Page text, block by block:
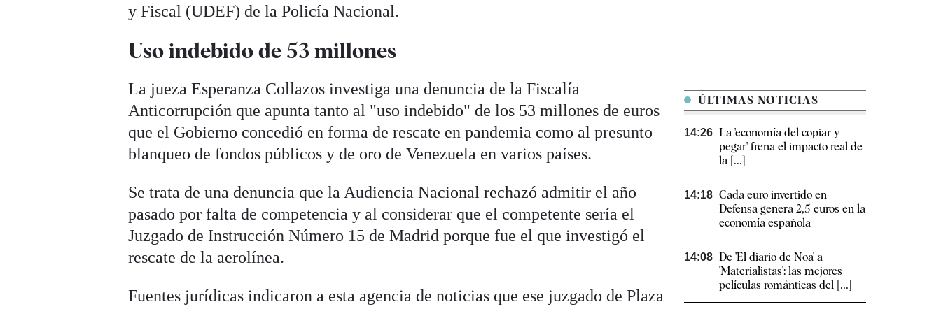
y Fiscal (UDEF) de la Policía Nacional.
Uso indebido de 53 millones
La jueza Esperanza Collazos investiga una denuncia de la Fiscalía
Anticorrupción que apunta tanto al "uso indebido" de los 53 millones de euros
que el Gobierno concedió en forma de rescate en pandemia como al presunto
blanqueo de fondos públicos y de oro de Venezuela en varios países.
Se trata de una denuncia que la Audiencia Nacional rechazó admitir el año
pasado por falta de competencia y al considerar que el competente sería el
Juzgado de Instrucción Número 15 de Madrid porque fue el que investigó el
rescate de la aerolínea.
Fuentes jurídicas indicaron a esta agencia de noticias que ese juzgado de Plaza
ÚLTIMAS NOTICIAS
14:26 La 'economía del copiar y
pegar' frena el impacto real de
la [...]
14:18 Cada euro invertido en
Defensa genera 2,5 euros en la
economía española
14:08 De 'El diario de Noa' a
'Materialistas': las mejores
películas románticas del [...]